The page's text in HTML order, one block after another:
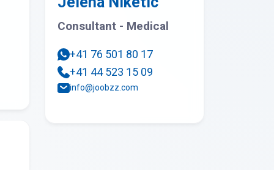
Consultant - Medical
+41 76 501 80 17
+41 44 523 15 09
info@joobzz.com